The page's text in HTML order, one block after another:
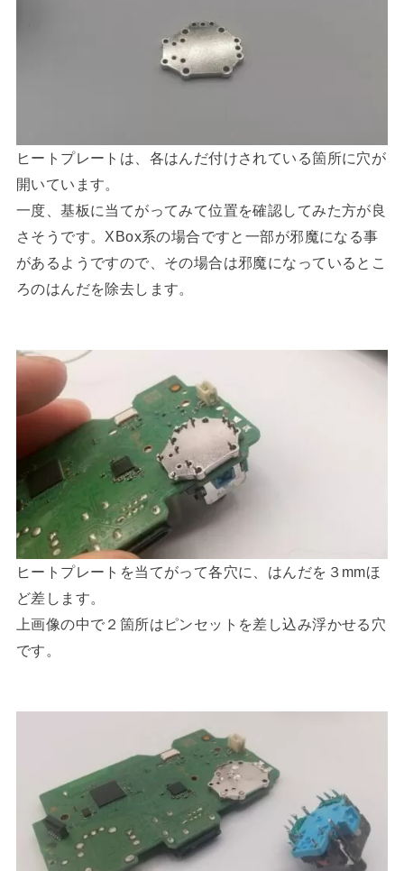
ヒートプレートは、各はんだ付けされている箇所に穴が
開いています。
一度、基板に当てがってみて位置を確認してみた方が良
さそうです。XBox系の場合ですと一部が邪魔になる事
があるようですので、その場合は邪魔になっているとこ
ろのはんだを除去します。
ヒートプレートを当てがって各穴に、はんだを３mmほ
ど差します。
上画像の中で２箇所はピンセットを差し込み浮かせる穴
です。